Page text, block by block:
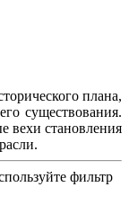
плана,
существования.
вехи становления
фильтр